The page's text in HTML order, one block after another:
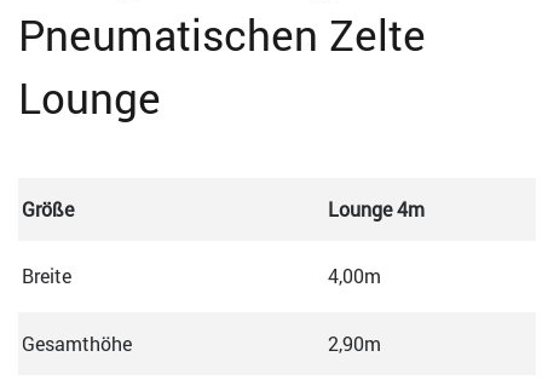
Pneumatischen Zelte
Lounge
Größe Lounge 4m
Breite 4,00m
Gesamthöhe 2,90m